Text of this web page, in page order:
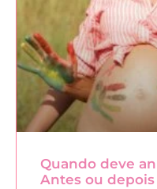
Quando deve
Antes ou depois